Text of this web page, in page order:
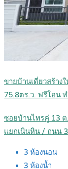
ขายบ้านเดี่ยวสร้าง
75.8ตร.ว. ฟรีโอน
ซอยบ้านไทรคู่ 13
แยกเนินหิน / ถนน
3 ห้องนอน
3 ห้องน้ำ